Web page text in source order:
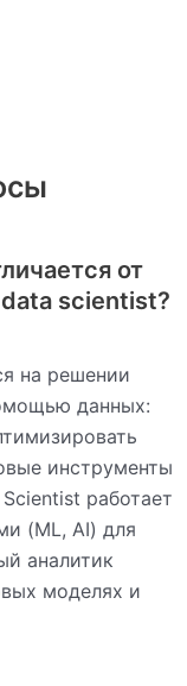
от
data scientist?
на решении
данных:
инструменты
работает
(ML, AI) для
аналитик
моделях и